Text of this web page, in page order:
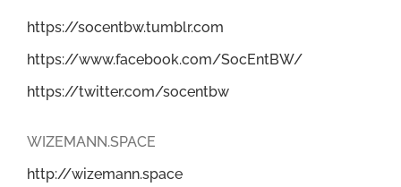
https://socentbw.tumblr.com
https://www.facebook.com/SocEntBW/
https://twitter.com/socentbw
WIZEMANN.SPACE
http://wizemann.space